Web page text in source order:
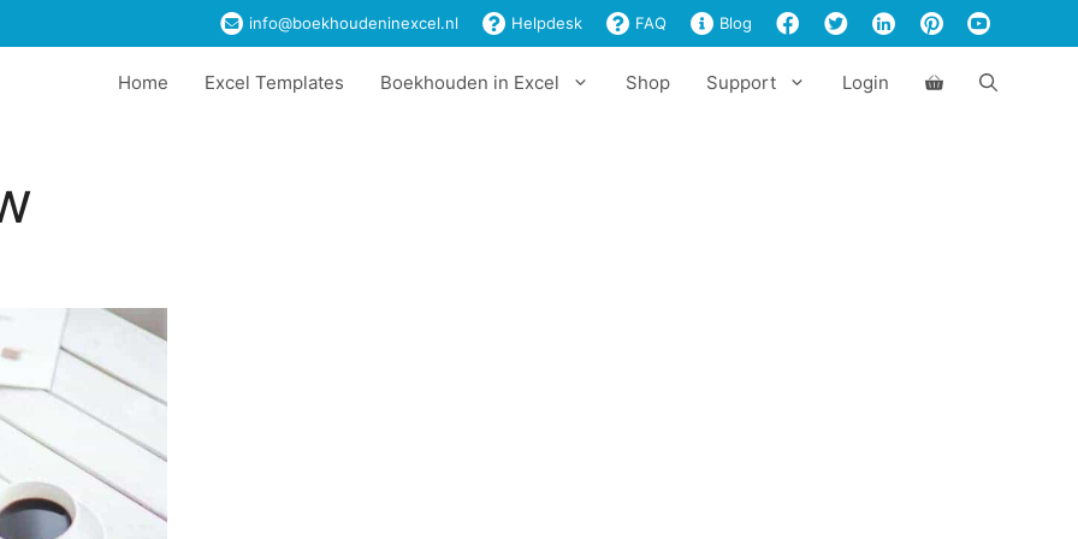
info@boekhoudeninexcel.nl Helpdesk FAQ Blog
Home Excel Templates Boekhouden in Excel Shop Support Login